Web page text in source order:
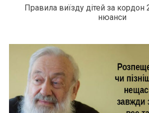
Правила виїзду дітей за кордон
нюанси